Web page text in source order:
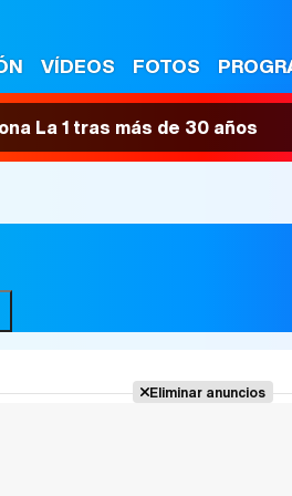
VÍDEOS FOTOS
La 1 tras más de 30 años
Eliminar anuncios